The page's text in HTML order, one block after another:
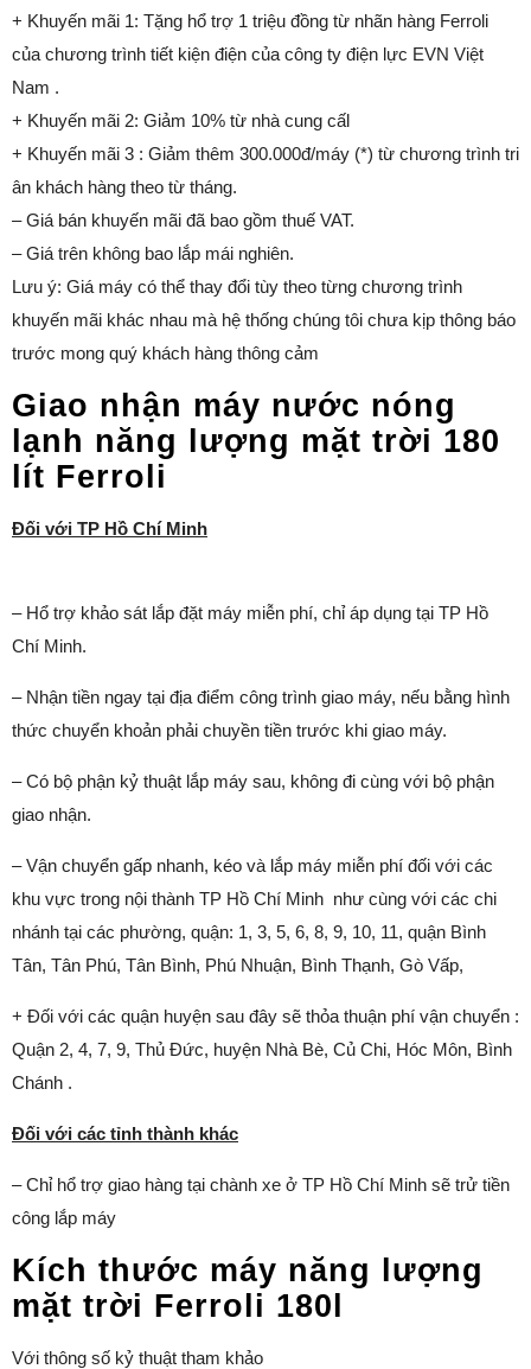
+ Khuyến mãi 1: Tặng hổ trợ 1 triệu đồng từ nhãn hàng Ferroli
của chương trình tiết kiện điện của công ty điện lực EVN Việt
Nam .
+ Khuyến mãi 2: Giảm 10% từ nhà cung cấl
+ Khuyến mãi 3 : Giảm thêm 300.000đ/máy (*) từ chương trình tri
ân khách hàng theo từ tháng.
– Giá bán khuyến mãi đã bao gồm thuế VAT.
– Giá trên không bao lắp mái nghiên.
Lưu ý: Giá máy có thể thay đổi tùy theo từng chương trình
khuyến mãi khác nhau mà hệ thống chúng tôi chưa kịp thông báo
trước mong quý khách hàng thông cảm
Giao nhận máy nước nóng
lạnh năng lượng mặt trời 180
lít Ferroli
Đối với TP Hồ Chí Minh
– Hổ trợ khảo sát lắp đặt máy miễn phí, chỉ áp dụng tại TP Hồ
Chí Minh.
– Nhận tiền ngay tại địa điểm công trình giao máy, nếu bằng hình
thức chuyển khoản phải chuyền tiền trước khi giao máy.
– Có bộ phận kỷ thuật lắp máy sau, không đi cùng với bộ phận
giao nhận.
– Vận chuyển gấp nhanh, kéo và lắp máy miễn phí đối với các
khu vực trong nội thành TP Hồ Chí Minh như cùng với các chi
nhánh tại các phường, quận: 1, 3, 5, 6, 8, 9, 10, 11, quận Bình
Tân, Tân Phú, Tân Bình, Phú Nhuận, Bình Thạnh, Gò Vấp,
+ Đối với các quận huyện sau đây sẽ thỏa thuận phí vận chuyển :
Quận 2, 4, 7, 9, Thủ Đức, huyện Nhà Bè, Củ Chi, Hóc Môn, Bình
Chánh .
Đối với các tỉnh thành khác
– Chỉ hổ trợ giao hàng tại chành xe ở TP Hồ Chí Minh sẽ trử tiền
công lắp máy
Kích thước máy năng lượng
mặt trời Ferroli 180l
Với thông số kỷ thuật tham khảo